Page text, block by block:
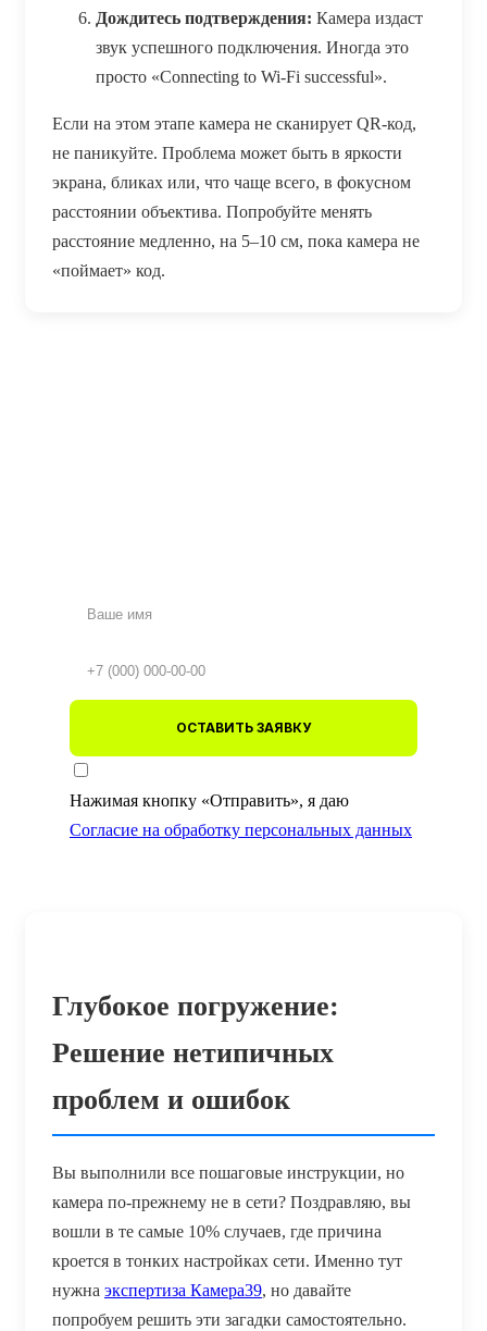
Дождитесь подтверждения: Камера издаст
звук успешного подключения. Иногда это
просто «Connecting to Wi-Fi successful».
Если на этом этапе камера не сканирует QR-код,
не паникуйте. Проблема может быть в яркости
экрана, бликах или, что чаще всего, в фокусном
расстоянии объектива. Попробуйте менять
расстояние медленно, на 5–10 см, пока камера не
«поймает» код.
ОСТАВИТЬ ЗАЯВКУ
Нажимая кнопку «Отправить», я даю
Согласие на обработку персональных данных
Глубокое погружение:
Решение нетипичных
проблем и ошибок
Вы выполнили все пошаговые инструкции, но
камера по-прежнему не в сети? Поздравляю, вы
вошли в те самые 10% случаев, где причина
кроется в тонких настройках сети. Именно тут
нужна экспертиза Камера39, но давайте
попробуем решить эти загадки самостоятельно.